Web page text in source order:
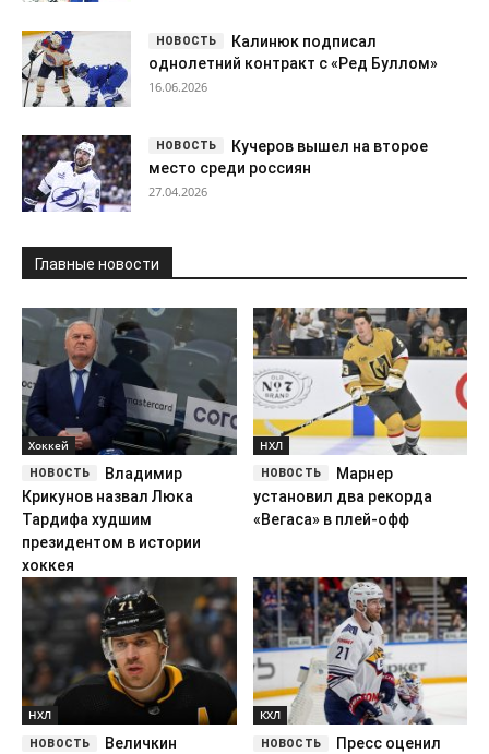
Калинюк подписал
однолетний контракт с «Ред Буллом»
16.06.2026
Кучеров вышел на второе
место среди россиян
27.04.2026
Главные новости
Хоккей
Владимир
Крикунов назвал Люка
Тардифа худшим
президентом в истории
хоккея
НХЛ
Марнер
установил два рекорда
«Вегаса» в плей-офф
НХЛ
Величкин
КХЛ
Пресс оценил